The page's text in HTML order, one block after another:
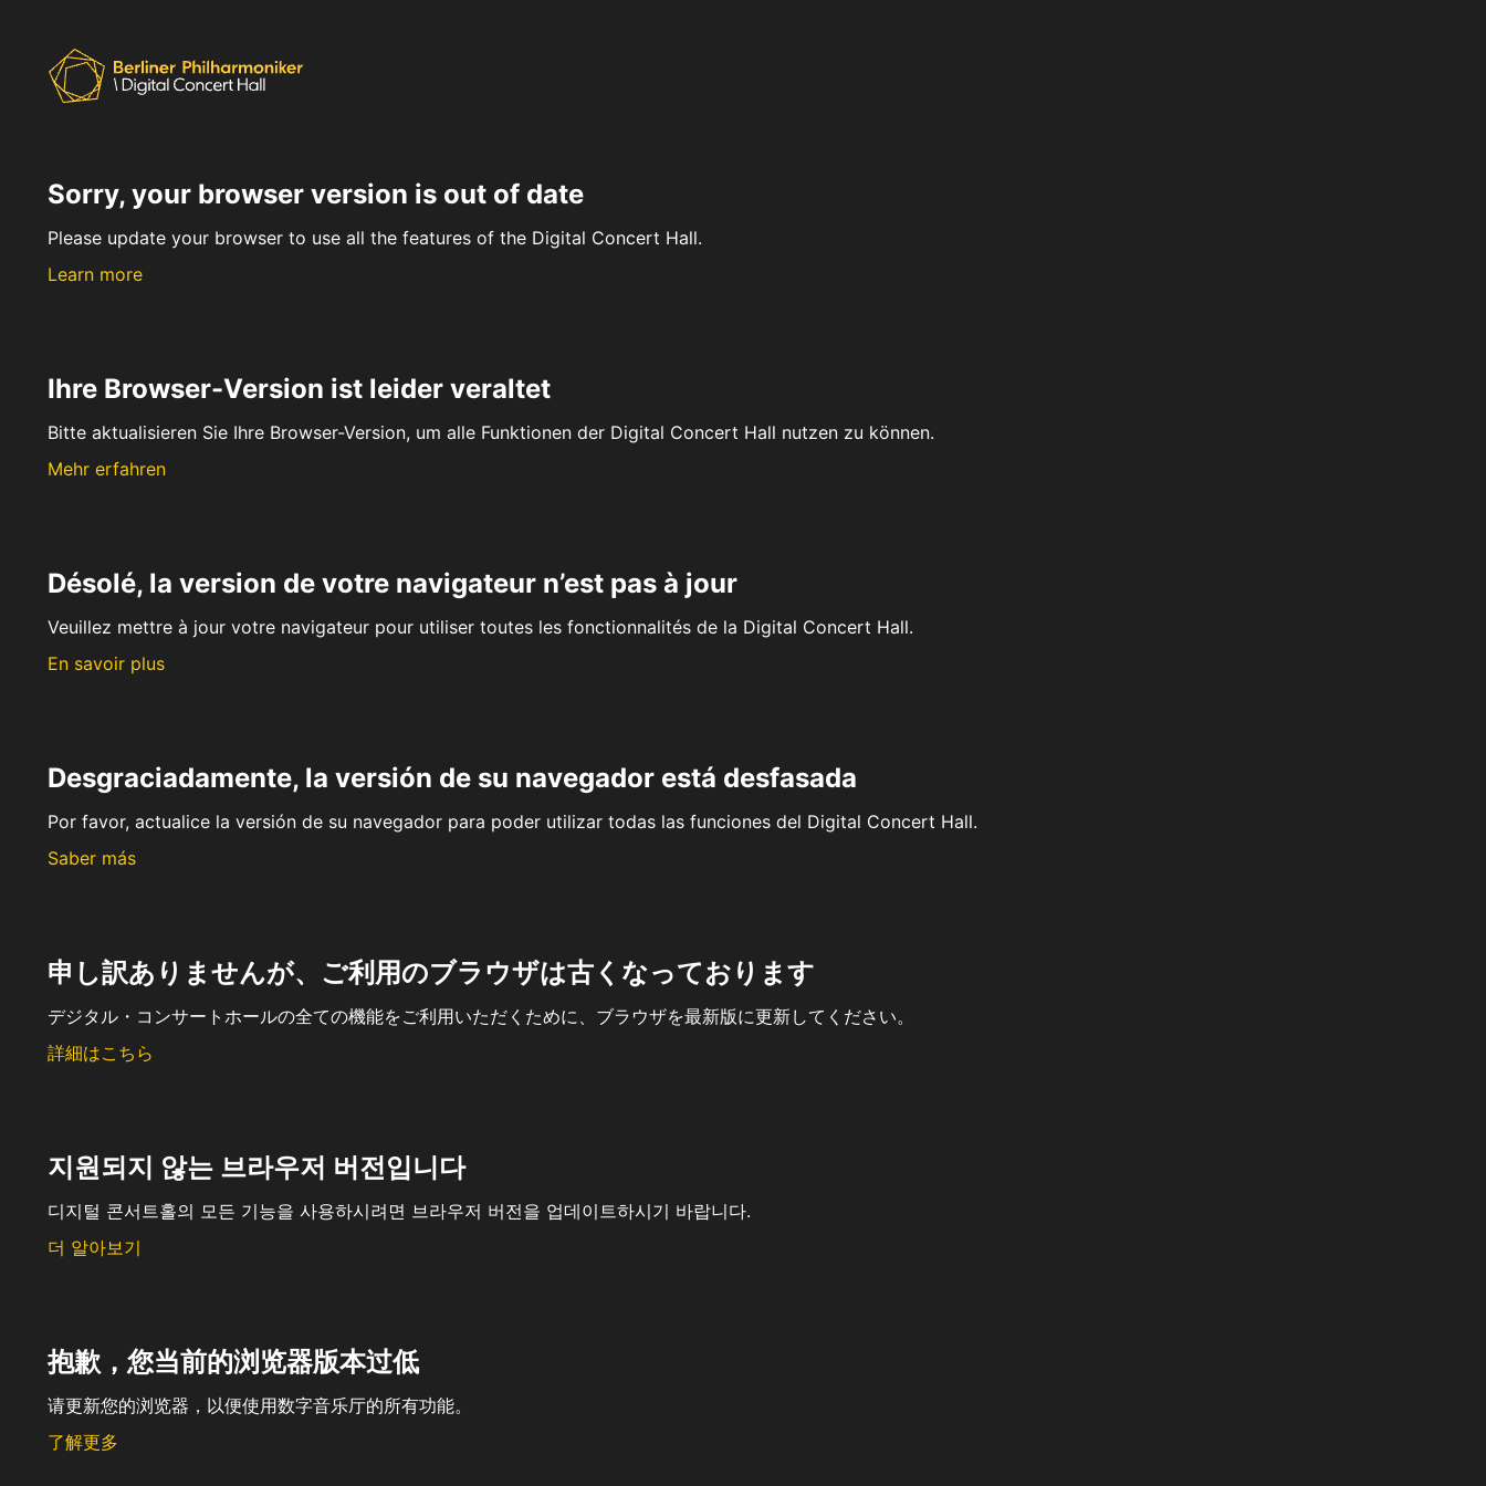
Sorry, your browser version is out of date
Please update your browser to use all the features of the Digital Concert Hall.
Learn more
Ihre Browser-Version ist leider veraltet
Bitte aktualisieren Sie Ihre Browser-Version, um alle Funktionen der Digital Concert Hall nutzen zu können.
Mehr erfahren
Désolé, la version de votre navigateur n’est pas à jour
Veuillez mettre à jour votre navigateur pour utiliser toutes les fonctionnalités de la Digital Concert Hall.
En savoir plus
Desgraciadamente, la versión de su navegador está desfasada
Por favor, actualice la versión de su navegador para poder utilizar todas las funciones del Digital Concert Hall.
Saber más
申し訳ありませんが、ご利用のブラウザは古くなっております
デジタル・コンサートホールの全ての機能をご利用いただくために、ブラウザを最新版に更新してください。
詳細はこちら
지원되지 않는 브라우저 버전입니다
디지털 콘서트홀의 모든 기능을 사용하시려면 브라우저 버전을 업데이트하시기 바랍니다.
더 알아보기
抱歉，您当前的浏览器版本过低
请更新您的浏览器，以便使用数字音乐厅的所有功能。
了解更多